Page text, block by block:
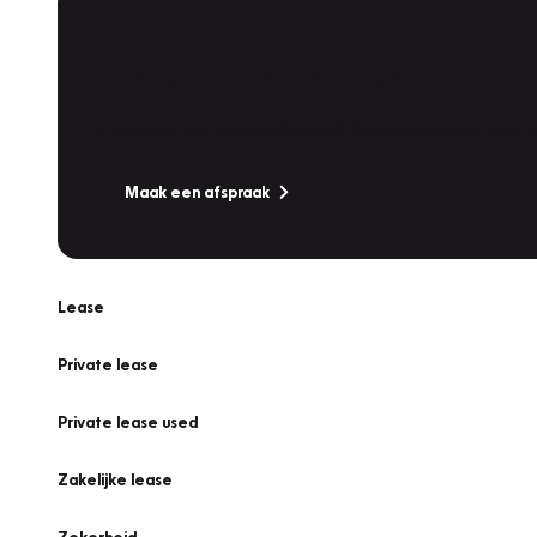
Maak een afspraak
Lease
Private lease
Private lease used
Zakelijke lease